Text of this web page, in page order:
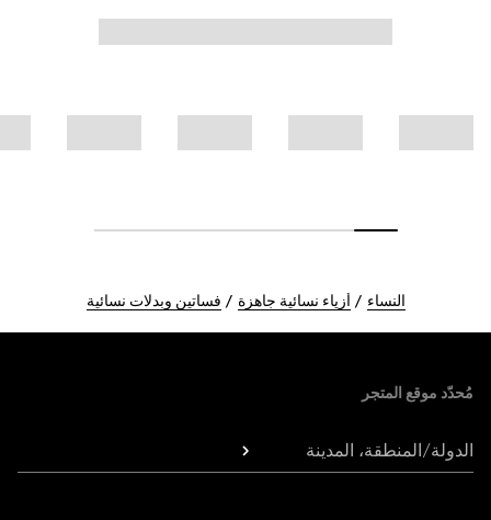
النساء أزياء نسائية جاهزة فساتين وبدلات نسائية
مُحدّد موقع المتجر
الدولة/المنطقة، المدينة